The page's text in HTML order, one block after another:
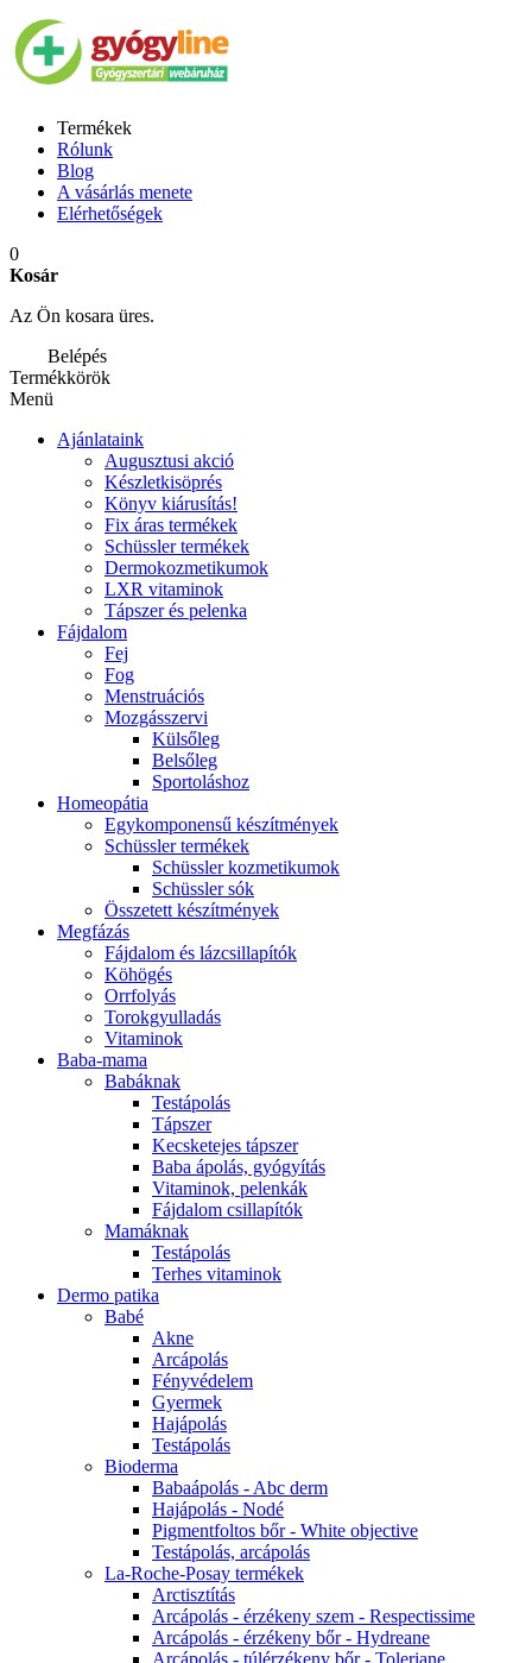
Termékek
Rólunk
Blog
A vásárlás menete
Elérhetőségek
0
Kosár
Az Ön kosara üres.
Belépés
Termékkörök
Menü
Ajánlataink
Augusztusi akció
Készletkisöprés
Könyv kiárusítás!
Fix áras termékek
Schüssler termékek
Dermokozmetikumok
LXR vitaminok
Tápszer és pelenka
Fájdalom
Fej
Fog
Menstruációs
Mozgásszervi
Külsőleg
Belsőleg
Sportoláshoz
Homeopátia
Egykomponensű készítmények
Schüssler termékek
Schüssler kozmetikumok
Schüssler sók
Összetett készítmények
Megfázás
Fájdalom és lázcsillapítók
Köhögés
Orrfolyás
Torokgyulladás
Vitaminok
Baba-mama
Babáknak
Testápolás
Tápszer
Kecsketejes tápszer
Baba ápolás, gyógyítás
Vitaminok, pelenkák
Fájdalom csillapítók
Mamáknak
Testápolás
Terhes vitaminok
Dermo patika
Babé
Akne
Arcápolás
Fényvédelem
Gyermek
Hajápolás
Testápolás
Bioderma
Babaápolás - Abc derm
Hajápolás - Nodé
Pigmentfoltos bőr - White objective
Testápolás, arcápolás
La-Roche-Posay termékek
Arctisztítás
Arcápolás - érzékeny szem - Respectissime
Arcápolás - érzékeny bőr - Hydreane
Arcápolás - túlérzékeny bőr - Toleriane